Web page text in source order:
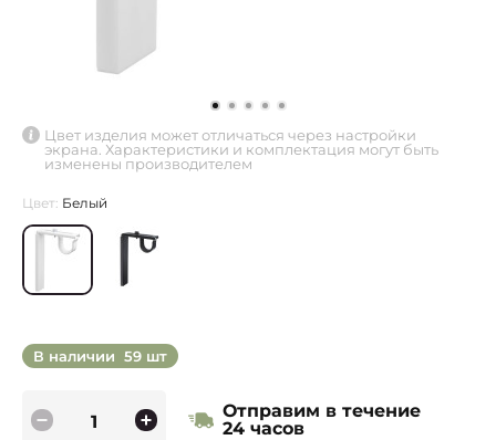
Цвет изделия может отличаться через настройки
экрана. Характеристики и комплектация могут быть
изменены производителем
Цвет: Белый
В наличии 59 шт
Отправим в течение
24 часов